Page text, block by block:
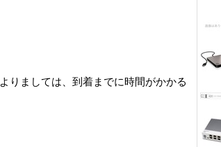
りましては、到着までに時間がかかる